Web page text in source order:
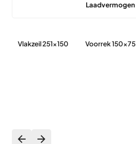
Laadvermogen
Vlakzeil 251x150 Voorrek 150x75